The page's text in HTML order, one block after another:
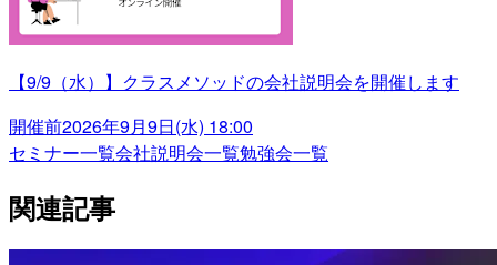
【9/9（水）】クラスメソッドの会社説明会を開催します
開催前2026年9月9日(水) 18:00
セミナー一覧会社説明会一覧勉強会一覧
関連記事